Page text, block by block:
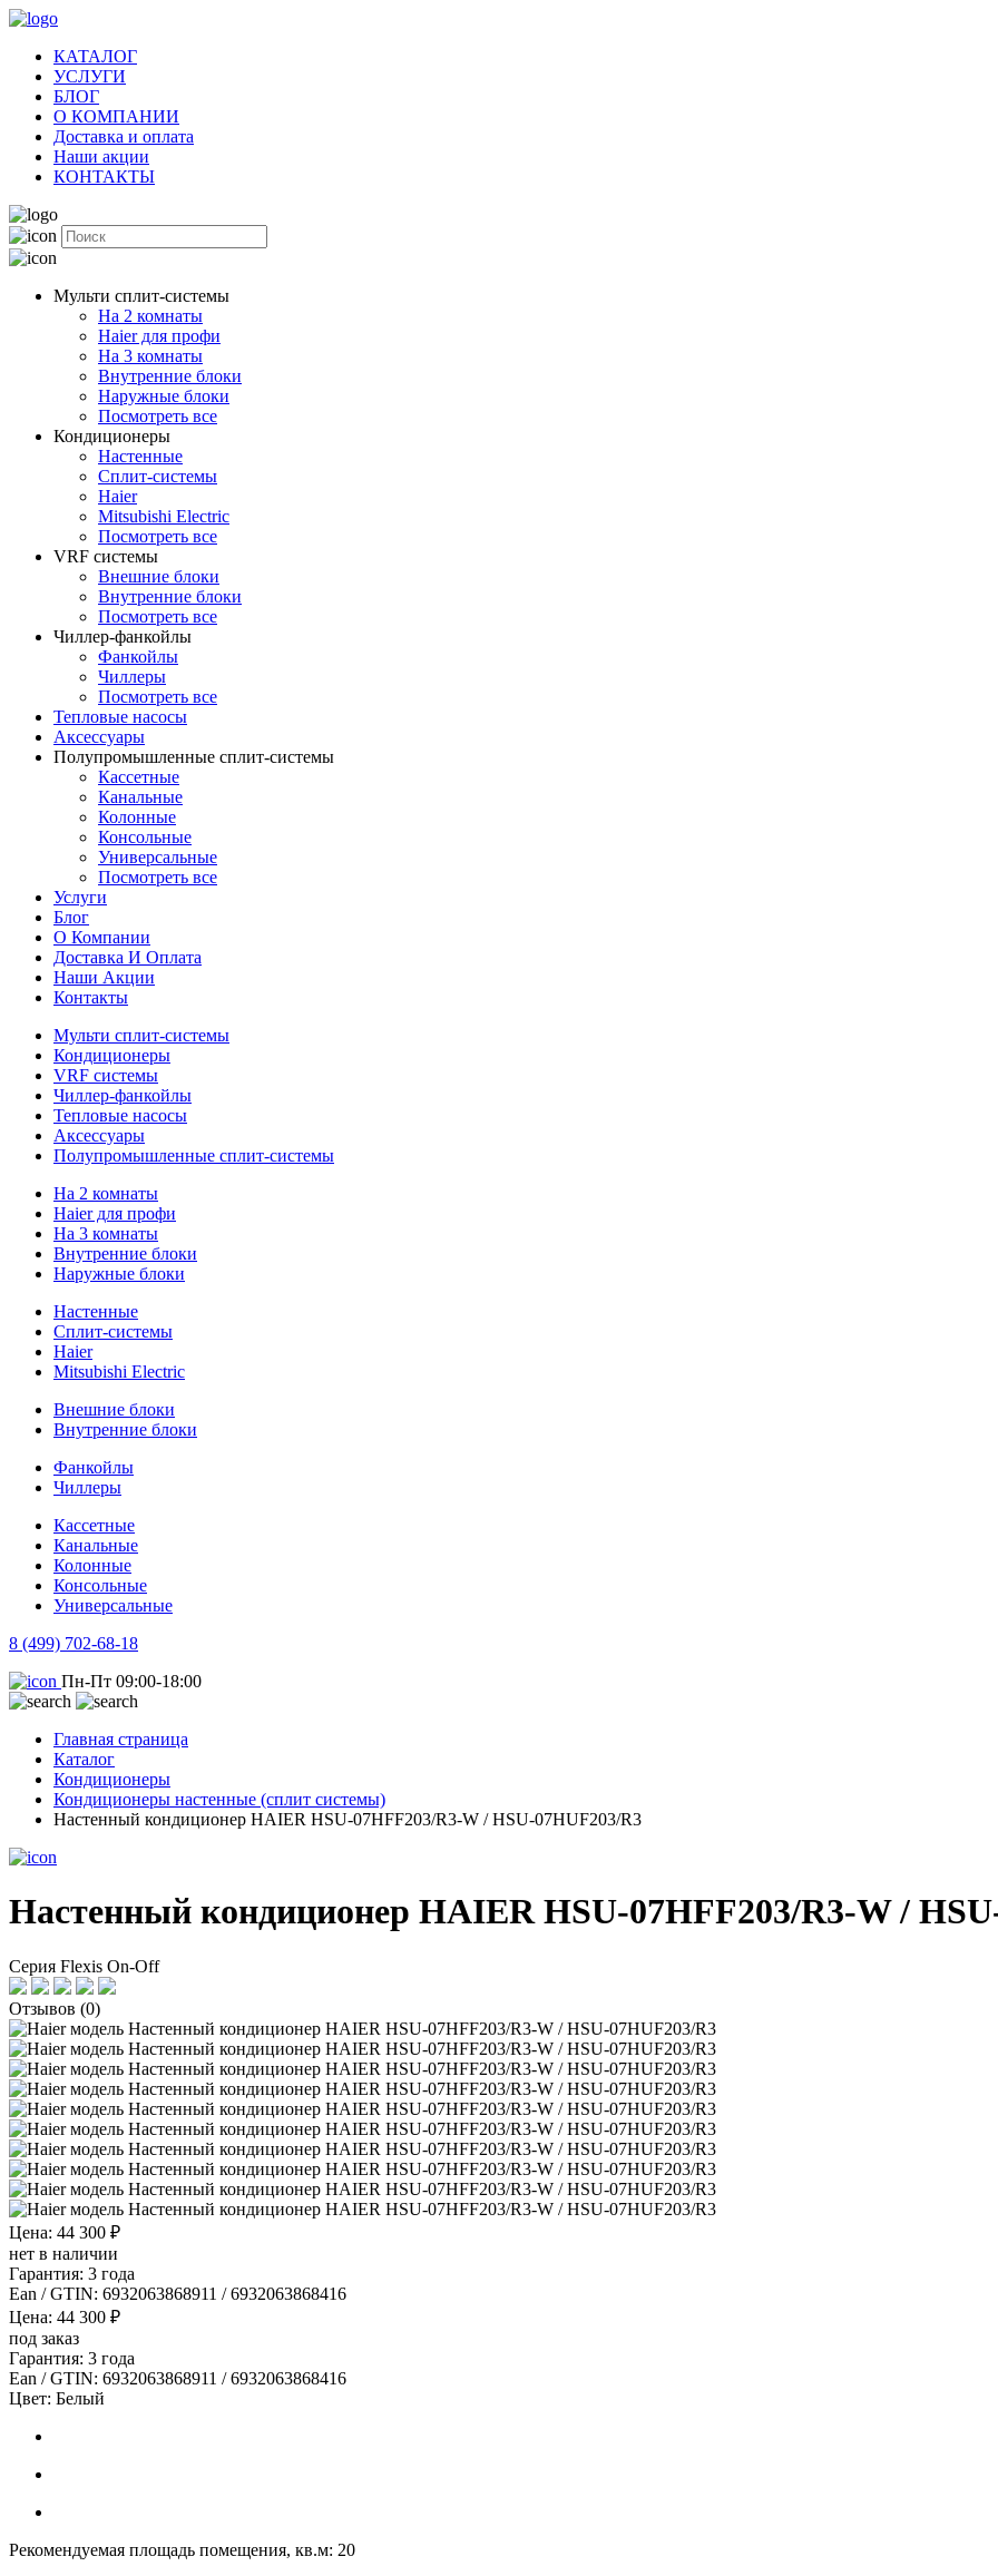
КАТАЛОГ
УСЛУГИ
БЛОГ
О КОМПАНИИ
Доставка и оплата
Наши акции
КОНТАКТЫ
Мульти сплит-системы
На 2 комнаты
Haier для профи
На 3 комнаты
Внутренние блоки
Наружные блоки
Посмотреть все
Кондиционеры
Настенные
Сплит-системы
Haier
Mitsubishi Electric
Посмотреть все
VRF системы
Внешние блоки
Внутренние блоки
Посмотреть все
Чиллер-фанкойлы
Фанкойлы
Чиллеры
Посмотреть все
Тепловые насосы
Аксессуары
Полупромышленные сплит-системы
Кассетные
Канальные
Колонные
Консольные
Универсальные
Посмотреть все
Услуги
Блог
О Компании
Доставка И Оплата
Наши Акции
Контакты
Мульти сплит-системы
Кондиционеры
VRF системы
Чиллер-фанкойлы
Тепловые насосы
Аксессуары
Полупромышленные сплит-системы
На 2 комнаты
Haier для профи
На 3 комнаты
Внутренние блоки
Наружные блоки
Настенные
Сплит-системы
Haier
Mitsubishi Electric
Внешние блоки
Внутренние блоки
Фанкойлы
Чиллеры
Кассетные
Канальные
Колонные
Консольные
Универсальные
8 (499) 702-68-18
Пн-Пт 09:00-18:00
Главная страница
Каталог
Кондиционеры
Кондиционеры настенные (сплит системы)
Настенный кондиционер HAIER HSU-07HFF203/R3-W / HSU-07HUF203/R3
Настенный кондиционер HAIER HSU-07HFF203/R3-W /
Серия Flexis On-Off
Отзывов (0)
Цена: 44 300 ₽
нет в наличии
Гарантия: 3 года
Ean / GTIN: 6932063868911 / 6932063868416
Цена: 44 300 ₽
под заказ
Гарантия: 3 года
Ean / GTIN: 6932063868911 / 6932063868416
Цвет: Белый
Рекомендуемая площадь помещения, кв.м: 20